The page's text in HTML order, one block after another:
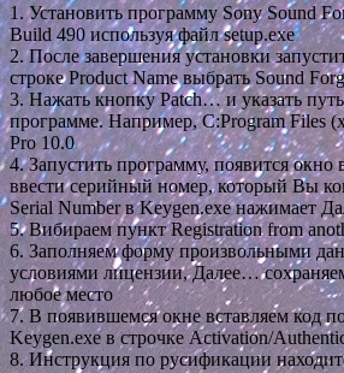
1. Установить программу Sony Sound
Build 490 используя файл setup.exe
2. После завершения установки
строке Product Name выбрать Sound
3. Нажать кнопку Patch… и указать
программе. Например, C:Program Files
Pro 10.0
4. Запустить программу, появится окно
ввести серийный номер, который Вы
Serial Number в Keygen.exe нажимает
5. Вибираем пункт Registration from
6. Заполняем форму произвольными
условиями лицензии, Далее…
любое место
7. В появившемся окне вставляем код
Keygen.exe в строчке Activation/
8. Инструкция по русификации